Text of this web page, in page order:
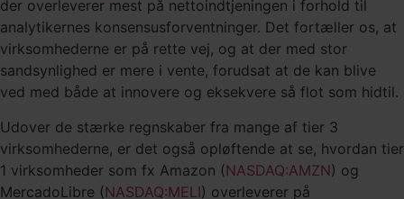
der overleverer mest på nettoindtjeningen i forhold til
analytikernes konsensusforventninger. Det fortæller os, at
virksomhederne er på rette vej, og at der med stor
sandsynlighed er mere i vente, forudsat at de kan blive
ved med både at innovere og eksekvere så flot som hidtil.
Udover de stærke regnskaber fra mange af tier 3
virksomhederne, er det også opløftende at se, hvordan tier
1 virksomheder som fx Amazon (NASDAQ:AMZN) og
MercadoLibre (NASDAQ:MELI) overleverer på